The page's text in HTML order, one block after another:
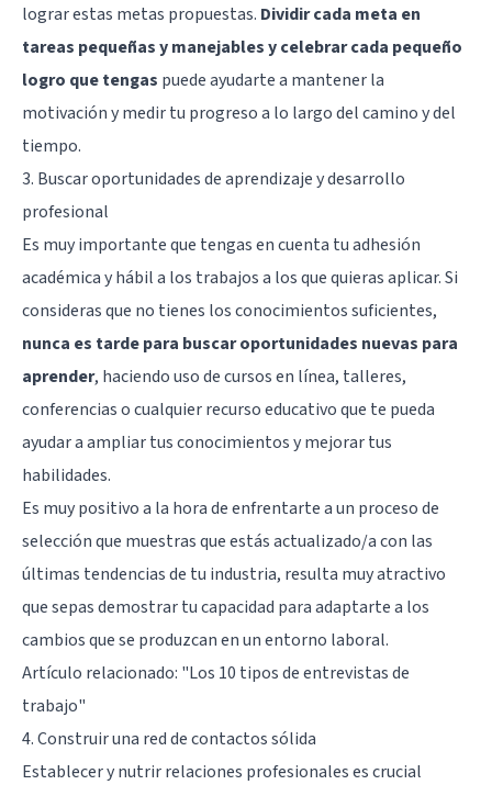
lograr estas metas propuestas. Dividir cada meta en
tareas pequeñas y manejables y celebrar cada pequeño
logro que tengas puede ayudarte a mantener la
motivación y medir tu progreso a lo largo del camino y del
tiempo.
3. Buscar oportunidades de aprendizaje y desarrollo
profesional
Es muy importante que tengas en cuenta tu adhesión
académica y hábil a los trabajos a los que quieras aplicar. Si
consideras que no tienes los conocimientos suficientes,
nunca es tarde para buscar oportunidades nuevas para
aprender, haciendo uso de cursos en línea, talleres,
conferencias o cualquier recurso educativo que te pueda
ayudar a ampliar tus conocimientos y mejorar tus
habilidades.
Es muy positivo a la hora de enfrentarte a un proceso de
selección que muestras que estás actualizado/a con las
últimas tendencias de tu industria, resulta muy atractivo
que sepas demostrar tu capacidad para adaptarte a los
cambios que se produzcan en un entorno laboral.
Artículo relacionado: "Los 10 tipos de entrevistas de
trabajo"
4. Construir una red de contactos sólida
Establecer y nutrir relaciones profesionales es crucial